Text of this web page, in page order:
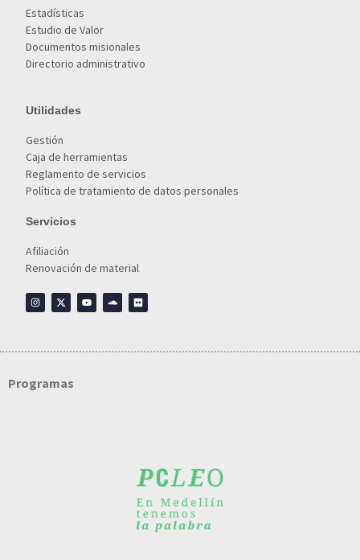
Estadísticas
Estudio de Valor
Documentos misionales
Directorio administrativo
Utilidades
Gestión
Caja de herramientas
Reglamento de servicios
Política de tratamiento de datos personales
Servicios
Afiliación
Renovación de material
Programas